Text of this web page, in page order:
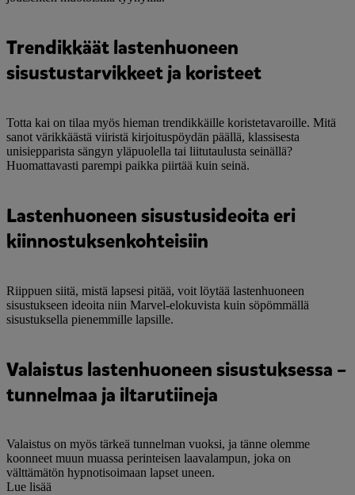
Trendikkäät lastenhuoneen
sisustustarvikkeet ja koristeet
Totta kai on tilaa myös hieman trendikkäille koristetavaroille. Mitä
sanot värikkäästä viiristä kirjoituspöydän päällä, klassisesta
unisiepparista sängyn yläpuolella tai liitutaulusta seinällä?
Huomattavasti parempi paikka piirtää kuin seinä.
Lastenhuoneen sisustusideoita eri
kiinnostuksenkohteisiin
Riippuen siitä, mistä lapsesi pitää, voit löytää lastenhuoneen
sisustukseen ideoita niin Marvel-elokuvista kuin söpömmällä
sisustuksella pienemmille lapsille.
Valaistus lastenhuoneen sisustuksessa –
tunnelmaa ja iltarutiineja
Valaistus on myös tärkeä tunnelman vuoksi, ja tänne olemme
koonneet muun muassa perinteisen laavalampun, joka on
välttämätön hypnotisoimaan lapset uneen.
Lue lisää